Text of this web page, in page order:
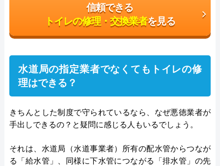
信頼できる
トイレの修理・交換業者を見る
水道局の指定業者でなくてもトイレの修
理はできる？
きちんとした制度で守られているなら、なぜ悪徳業者が
手出しできるの？と疑問に感じる人もいるでしょう。
それは、水道局（水道事業者）所有の配水管からつなが
る「給水管」、同様に下水管につながる「排水管」の先